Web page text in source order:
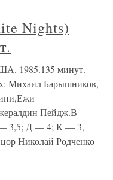
Nights)
1985.135 минут.
Михаил Барышников,
Пейдж.В —
3,5; Д — 4; К — 3,
Николай Родченко